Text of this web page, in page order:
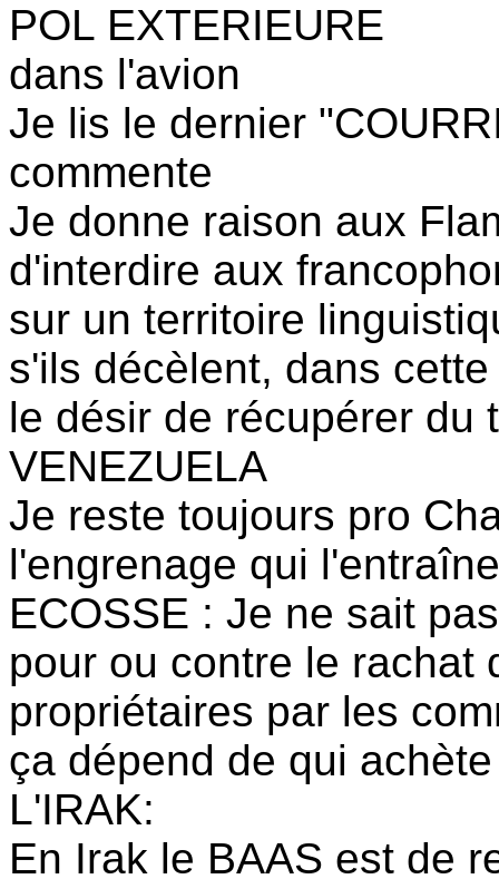
POL EXTERIEURE
dans l'avion
Je lis le dernier
commente
Je donne raison aux
d'interdire aux
sur un territoire
s'ils décèlent, dans
le désir de récupérer du
VENEZUELA
Je reste toujours pro
l'engrenage qui
ECOSSE : Je ne sait
pour ou contre le rachat
propriétaires par les
ça dépend de qui
L'IRAK:
En Irak le BAAS est de